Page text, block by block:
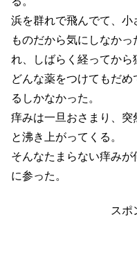
浜を群れで飛んでて、
ものだから気にしなか
れ、しばらく経ってから
どんな薬をつけてもだ
るしかなかった。
痒みは一旦おさまり、突
と沸き上がってくる。
そんなたまらない痒み
に参った。
スポ